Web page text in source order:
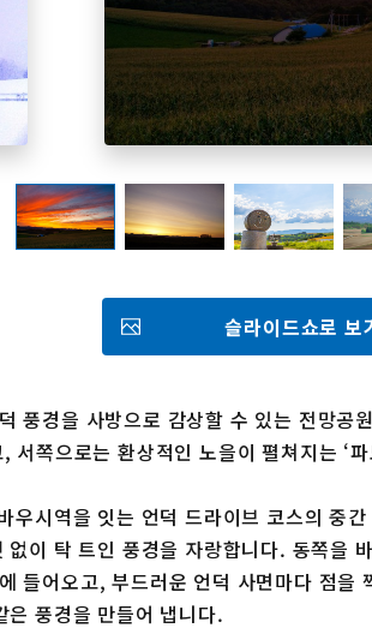
풍경을 사방으로 감상할 수 있는 전망공
서쪽으로는 환상적인 노을이 펼쳐지는 ‘
우시역을 잇는 언덕 드라이브 코스의 중
없이 탁 트인 풍경을 자랑합니다. 동쪽을
들어오고, 부드러운 언덕 사면마다 점을
은 풍경을 만들어 냅니다.
슬라이드쇼로 보